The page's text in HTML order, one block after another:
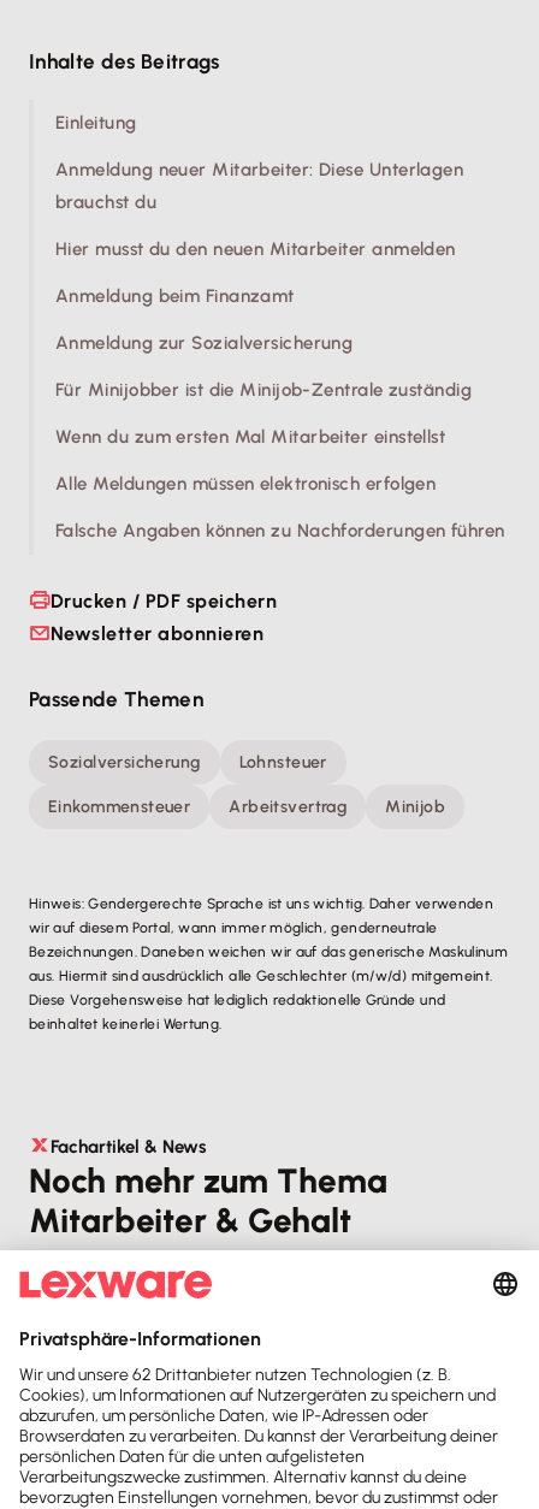
Inhalte des Beitrags
Einleitung
Anmeldung neuer Mitarbeiter: Diese Unterlagen
brauchst du
Hier musst du den neuen Mitarbeiter anmelden
Anmeldung beim Finanzamt
Anmeldung zur Sozialversicherung
Für Minijobber ist die Minijob-Zentrale zuständig
Wenn du zum ersten Mal Mitarbeiter einstellst
Alle Meldungen müssen elektronisch erfolgen
Falsche Angaben können zu Nachforderungen führen
Drucken / PDF speichern
Newsletter abonnieren
Passende Themen
Sozialversicherung Lohnsteuer
Einkommensteuer Arbeitsvertrag Minijob
Hinweis: Gendergerechte Sprache ist uns wichtig. Daher verwenden
wir auf diesem Portal, wann immer möglich, genderneutrale
Bezeichnungen. Daneben weichen wir auf das generische Maskulinum
aus. Hiermit sind ausdrücklich alle Geschlechter (m/w/d) mitgemeint.
Diese Vorgehensweise hat lediglich redaktionelle Gründe und
beinhaltet keinerlei Wertung.
Fachartikel & News
Noch mehr zum Thema
Mitarbeiter & Gehalt
Alle Artikel zum Thema anzeigen